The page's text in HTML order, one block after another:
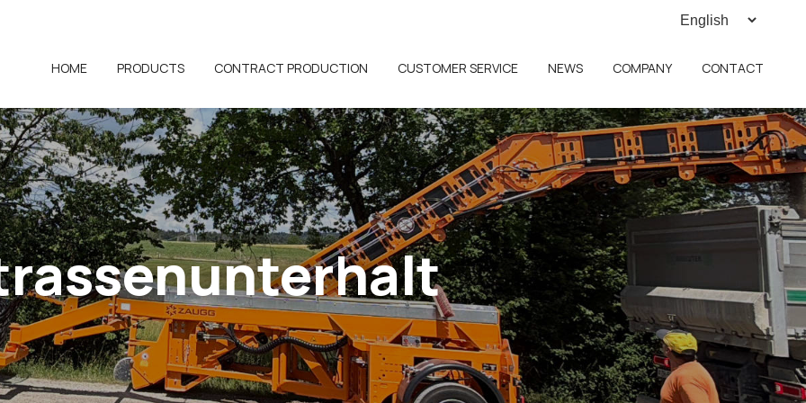
HOME PRODUCTS CONTRACT PRODUCTION CUSTOMER SERVICE NEWS COMPANY CONTACT